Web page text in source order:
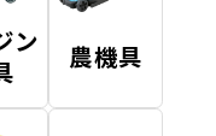
ン
農機具